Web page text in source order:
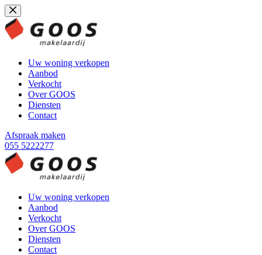
Ga
naar
de
inhoud
Uw woning verkopen
Aanbod
Verkocht
Over GOOS
Diensten
Contact
Afspraak maken
055 5222277
Uw woning verkopen
Aanbod
Verkocht
Over GOOS
Diensten
Contact